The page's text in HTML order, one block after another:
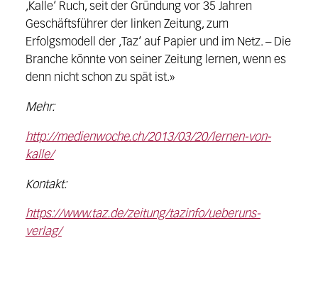
‚Kalle‘ Ruch, seit der Gründung vor 35 Jahren
Geschäftsführer der linken Zeitung, zum
Erfolgsmodell der ‚Taz‘ auf Papier und im Netz. – Die
Branche könnte von seiner Zeitung lernen, wenn es
denn nicht schon zu spät ist.»
Mehr:
http://medienwoche.ch/2013/03/20/lernen-von-
kalle/
Kontakt:
https://www.taz.de/zeitung/tazinfo/ueberuns-
verlag/